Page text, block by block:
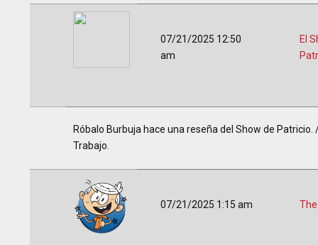
07/21/2025 12:50
am
El
Róbalo Burbuja hace una reseña del Show de
Trabajo.
07/21/2025 1:15 am